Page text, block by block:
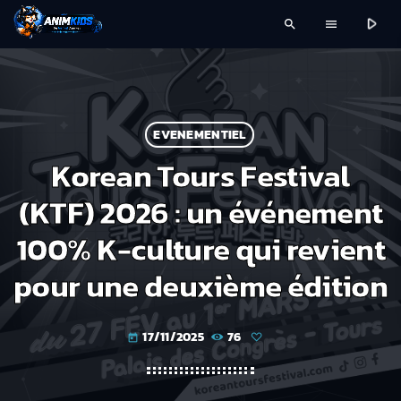
search menu play_arrow
EVENEMENTIEL
Korean Tours Festival
(KTF) 2026 : un événement
100% K-culture qui revient
pour une deuxième édition
today 17/11/2025 76